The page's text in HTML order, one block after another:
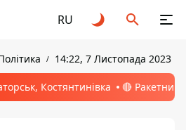
RU
14:22, 7 Листопада 2023
Костянтинівка 🔴 Ракетний